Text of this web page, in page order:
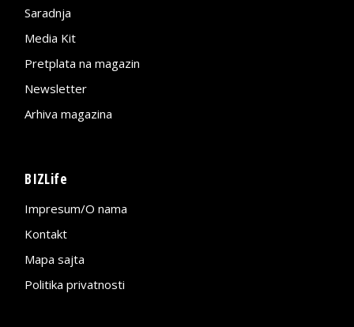
Saradnja
Media Kit
Pretplata na magazin
Newsletter
Arhiva magazina
BIZLife
Impresum/O nama
Kontakt
Mapa sajta
Politika privatnosti